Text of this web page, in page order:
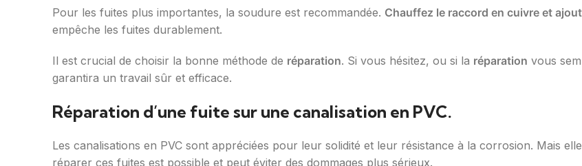
Pour les fuites plus importantes, la soudure est recommandée. Chauffez le raccord en cuivre et
empêche les fuites durablement.
Il est crucial de choisir la bonne méthode de réparation. Si vous hésitez, ou si la réparation vous
garantira un travail sûr et efficace.
Réparation d’une fuite sur une canalisation en PVC.
Les canalisations en PVC sont appréciées pour leur solidité et leur résistance à la corrosion. Mais
réparer ces fuites est possible et peut éviter des dommages plus sérieux.